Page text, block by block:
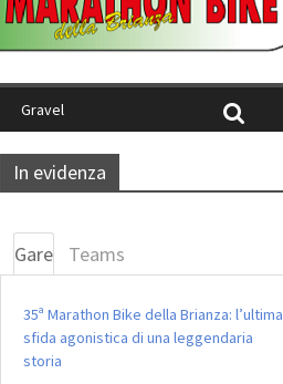
Gravel
In evidenza
Gare Teams
35ª Marathon Bike della Brianza: l’ultima
sfida agonistica di una leggendaria
storia